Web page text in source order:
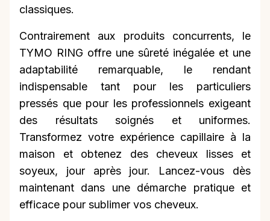
classiques.
Contrairement aux produits concurrents, le
TYMO RING offre une sûreté inégalée et une
adaptabilité remarquable, le rendant
indispensable tant pour les particuliers
pressés que pour les professionnels exigeant
des résultats soignés et uniformes.
Transformez votre expérience capillaire à la
maison et obtenez des cheveux lisses et
soyeux, jour après jour. Lancez-vous dès
maintenant dans une démarche pratique et
efficace pour sublimer vos cheveux.